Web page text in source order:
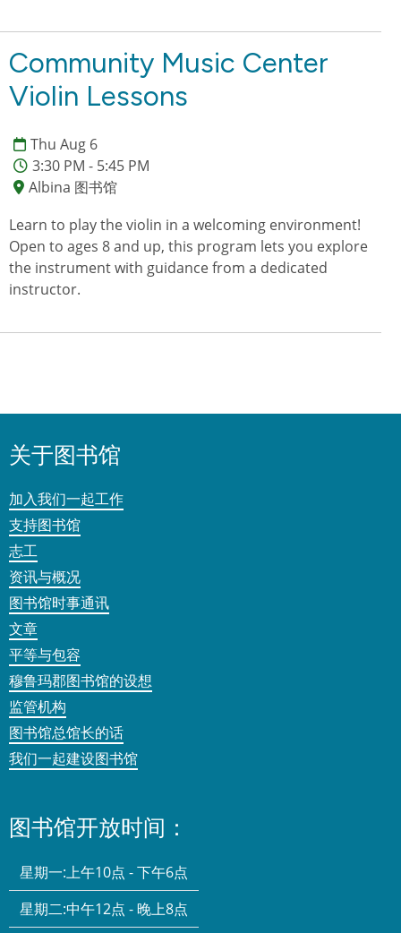
Community Music Center
Violin Lessons
Thu Aug 6
3:30 PM - 5:45 PM
Albina 图书馆
Learn to play the violin in a welcoming environment!
Open to ages 8 and up, this program lets you explore
the instrument with guidance from a dedicated
instructor.
关于图书馆
加入我们一起工作
支持图书馆
志工
资讯与概况
图书馆时事通讯
文章
平等与包容
穆鲁玛郡图书馆的设想
监管机构
图书馆总馆长的话
我们一起建设图书馆
图书馆开放时间：
星期一:上午10点 - 下午6点
星期二:中午12点 - 晚上8点